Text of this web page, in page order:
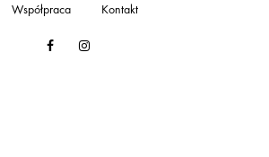
FacebookInstagram
Współpraca
Kontakt